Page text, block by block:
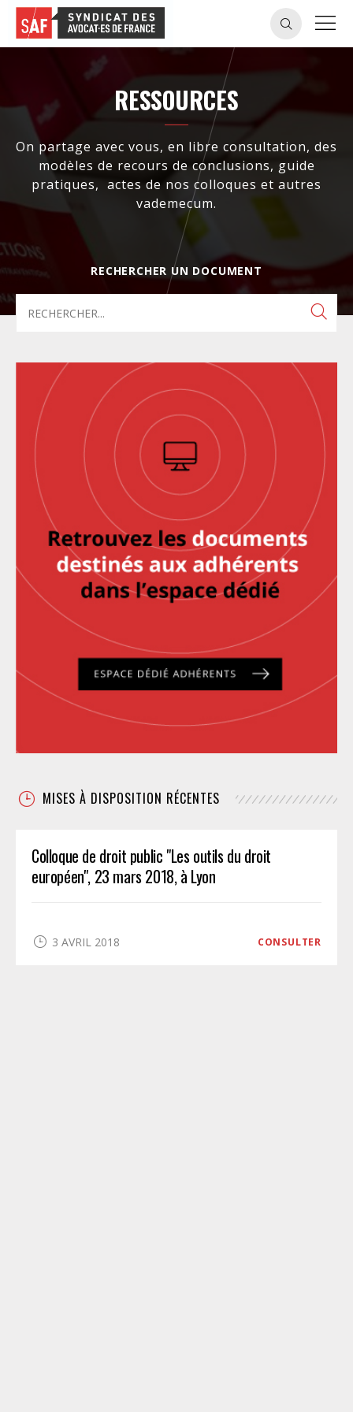
RESSOURCES
On partage avec vous, en libre consultation, des
modèles de recours de conclusions, guide
pratiques, actes de nos colloques et autres
vademecum.
RECHERCHER UN DOCUMENT
MISES À DISPOSITION RÉCENTES
Colloque de droit public "Les outils du droit
européen", 23 mars 2018, à Lyon
3 AVRIL 2018 CONSULTER